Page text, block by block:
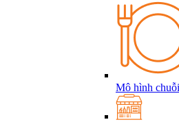
Mô hình